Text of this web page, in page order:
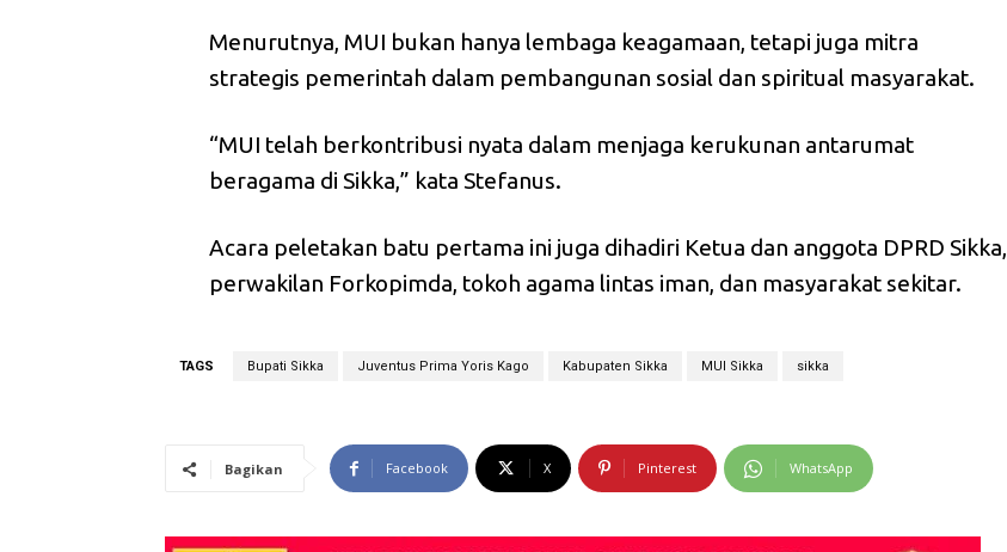
Menurutnya, MUI bukan hanya lembaga keagamaan, tetapi juga mitra
strategis pemerintah dalam pembangunan sosial dan spiritual masyarakat.
“MUI telah berkontribusi nyata dalam menjaga kerukunan antarumat
beragama di Sikka,” kata Stefanus.
Acara peletakan batu pertama ini juga dihadiri Ketua dan anggota DPRD Sikka,
perwakilan Forkopimda, tokoh agama lintas iman, dan masyarakat sekitar.
TAGS Bupati Sikka Juventus Prima Yoris Kago Kabupaten Sikka MUI Sikka sikka
Bagikan Facebook X Pinterest WhatsApp